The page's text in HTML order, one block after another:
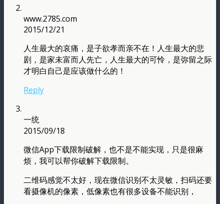
www.2785.com
2015/12/21
人生最大的哀痛，是子欲孝而亲不在！人生最大的悲
剧，是家未富而人先亡，人生最大的可怜，是弥留之际
才明白自己是应该做什么的！
Reply
一统
2015/09/18
微信App下载限制破解，也不是不能实现，只是很麻
烦，我可以帮你破解下载限制。
二维码感觉不太好，现在微信识别不太灵敏，扫码还要
看摄像机的像素，低像素也有很多设备不能识别，